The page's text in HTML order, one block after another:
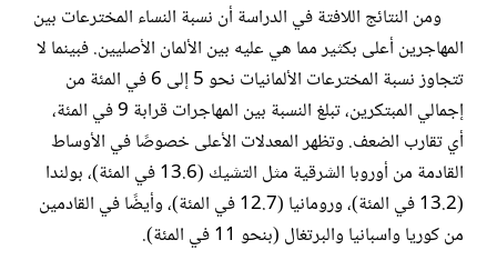
ومن النتائج اللافتة في الدراسة أن نسبة النساء المخترعات بين
المهاجرين أعلى بكثير مما هي عليه بين الألمان الأصليين. فبينما لا
تتجاوز نسبة المخترعات الألمانيات نحو 5 إلى 6 في المئة من
إجمالي المبتكرين، تبلغ النسبة بين المهاجرات قرابة 9 في المئة،
أي تقارب الضعف. وتظهر المعدلات الأعلى خصوصًا في الأوساط
القادمة من أوروبا الشرقية مثل التشيك (13.6 في المئة)، بولندا
(13.2 في المئة)، ورومانيا (12.7 في المئة)، وأيضًا في القادمين
من كوريا واسبانيا والبرتغال (بنحو 11 في المئة).